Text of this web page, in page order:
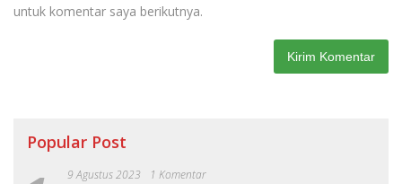
untuk komentar saya berikutnya.
Popular Post
9 Agustus 2023 1 Komentar